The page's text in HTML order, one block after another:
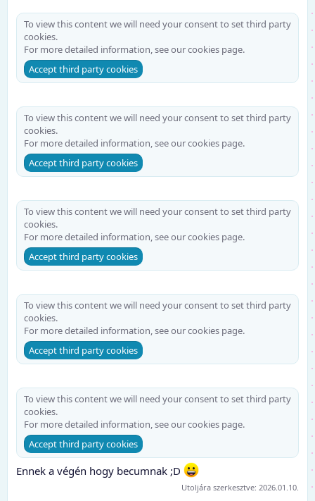
To view this content we will need your consent to set third party
cookies.
For more detailed information, see ourcookies page.
Accept third party cookies
To view this content we will need your consent to set third party
cookies.
For more detailed information, see ourcookies page.
Accept third party cookies
To view this content we will need your consent to set third party
cookies.
For more detailed information, see ourcookies page.
Accept third party cookies
To view this content we will need your consent to set third party
cookies.
For more detailed information, see ourcookies page.
Accept third party cookies
To view this content we will need your consent to set third party
cookies.
For more detailed information, see ourcookies page.
Accept third party cookies
Ennek a végén hogy becumnak ;D
Utoljára szerkesztve: 2026.01.10.